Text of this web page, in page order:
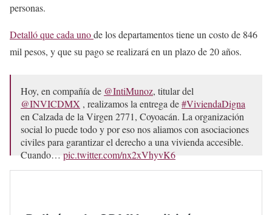
personas.
Detalló que cada unode los departamentos tiene un costo de 846
mil pesos, y que su pago se realizará en un plazo de 20 años.
Hoy, en compañía de @IntiMunoz, titular del
@INVICDMX , realizamos la entrega de#ViviendaDigna
en Calzada de la Virgen 2771, Coyoacán. La organización
social lo puede todo y por eso nos aliamos con asociaciones
civiles para garantizar el derecho a una vivienda accesible.
Cuando… pic.twitter.com/nx2xVhyvK6